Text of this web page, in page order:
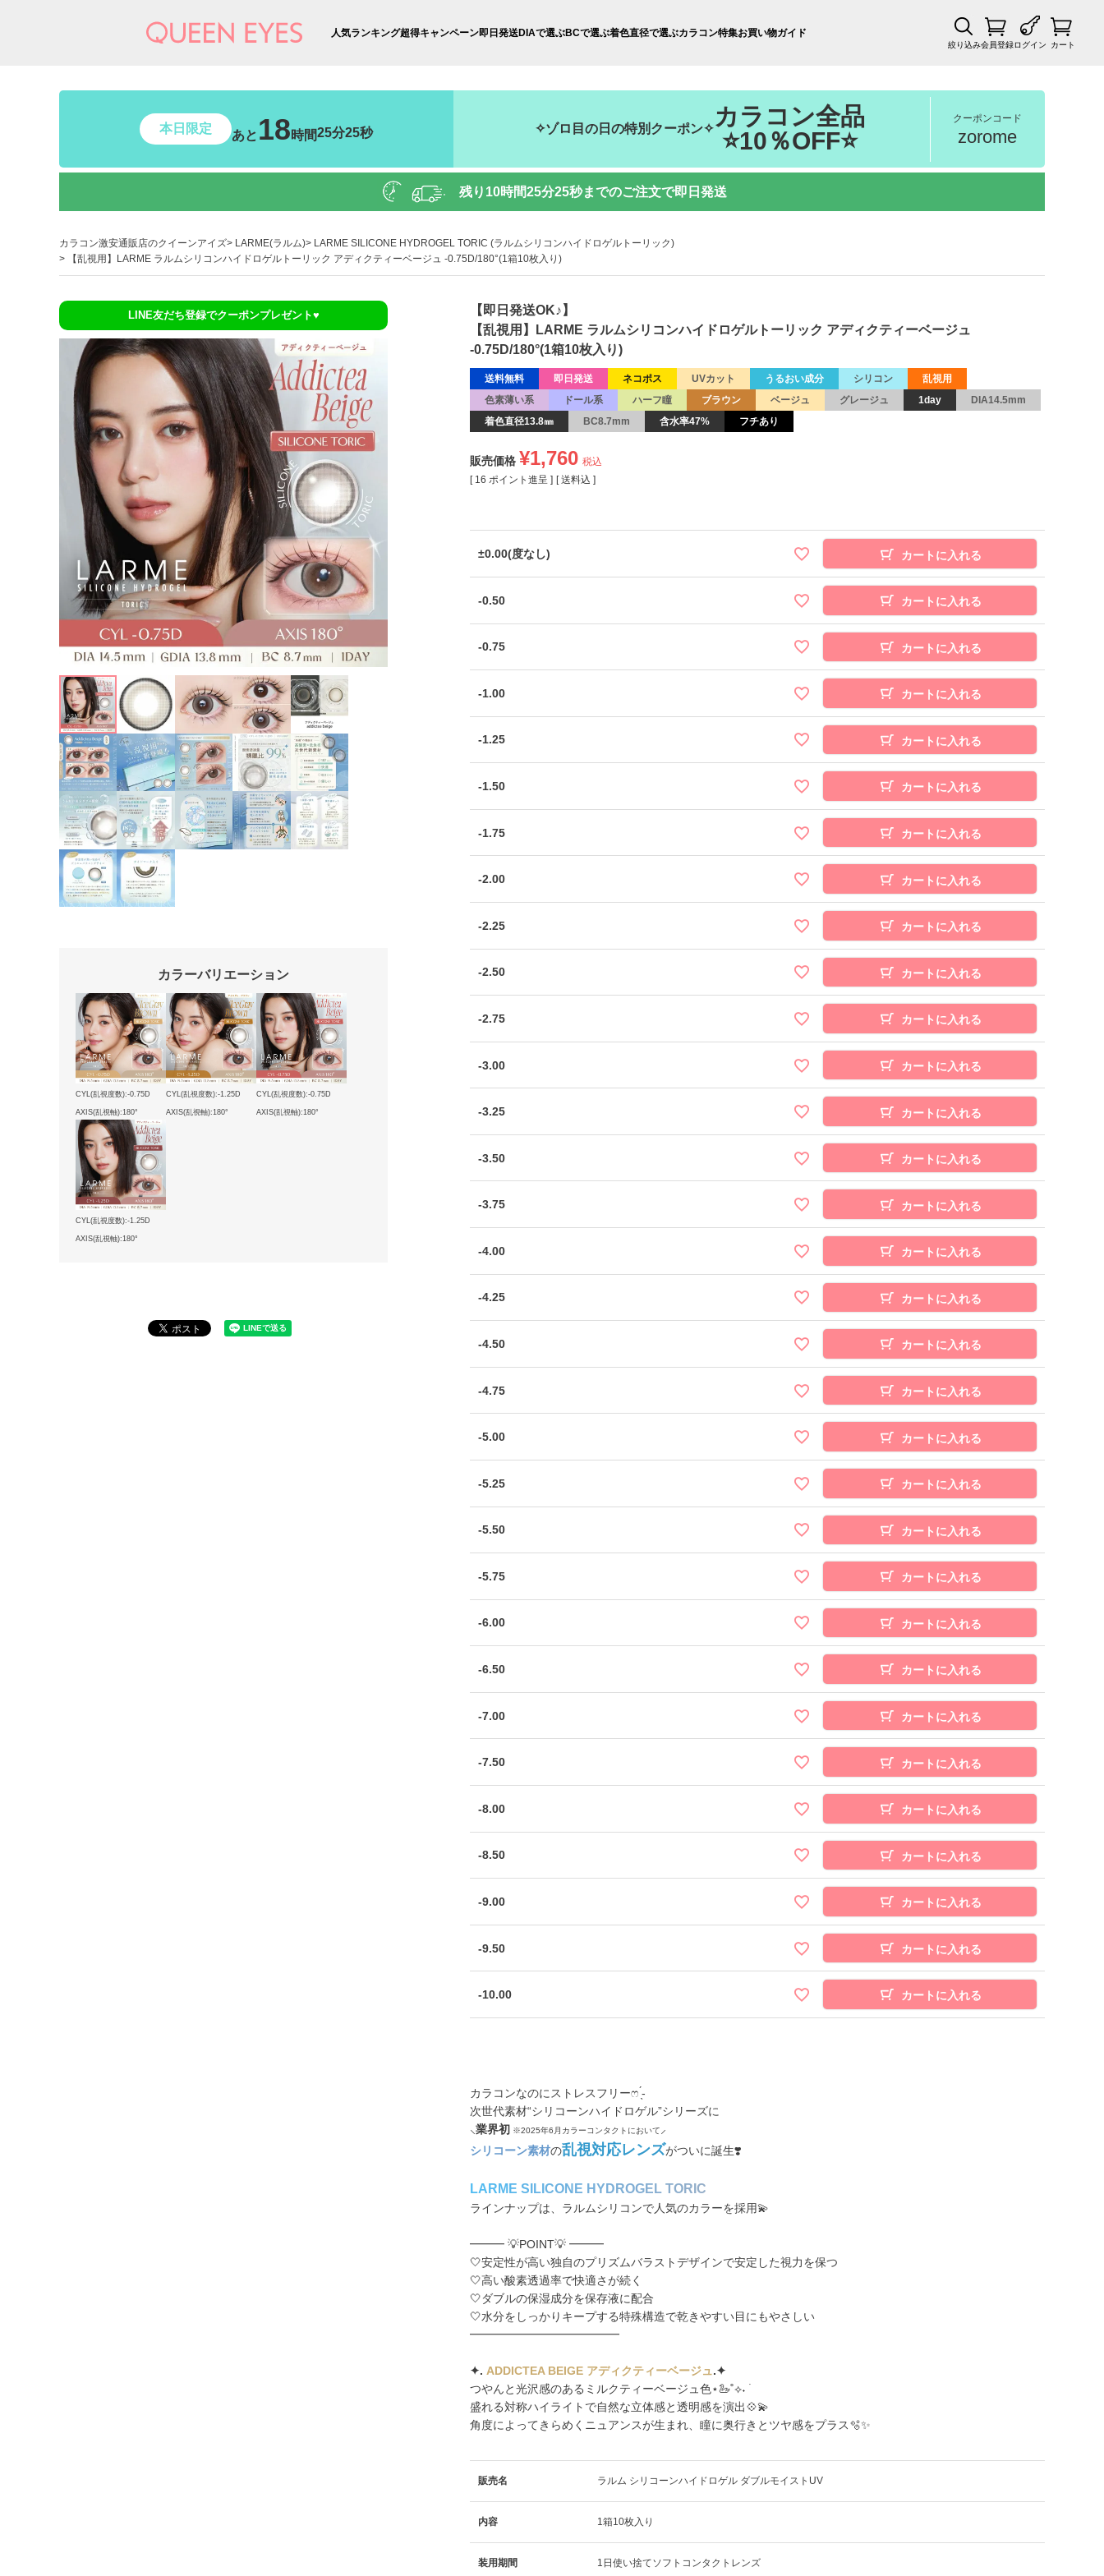
人気ランキング超得キャンペーン即日発送DIAで選ぶBCで選ぶ着色直径で選ぶカラコン特集お買い物ガイド
絞り込み会員登録ログイン カート
本日限定 あと 18時間25分24秒 ✧ゾロ目の日の特別クーポン✧ カラコン全品
⭐10％OFF⭐
クーポンコード
zorome
残り 10時間25分24秒までのご注文で即日発送
カラコン激安通販店のクイーンアイズ LARME(ラルム)
LARME SILICONE HYDROGEL TORIC (ラルムシリコンハイドロゲルトーリック)
【乱視用】LARME ラルムシリコンハイドロゲルトーリック アディクティーベージュ -0.75D/180°(1箱10枚入り)
LINE友だち登録でクーポンプレゼント♥
カラーバリエーション
CYL(乱視度数):-0.75D
AXIS(乱視軸):180°
CYL(乱視度数):-1.25D
AXIS(乱視軸):180°
CYL(乱視度数):-0.75D
AXIS(乱視軸):180°
CYL(乱視度数):-1.25D
AXIS(乱視軸):180°
【即日発送OK♪】
【乱視用】LARME ラルムシリコンハイドロゲルトーリック アディクティーベージュ
-0.75D/180°(1箱10枚入り)
送料無料 即日発送 ネコポス UVカット うるおい成分 シリコン
乱視用
色素薄い系
ドール系 ハーフ瞳 ブラウン ベージュ グレージュ 1day
DIA14.5mm
着色直径13.8㎜
BC8.7mm 含水率47% フチあり
販売価格 ¥1,760 税込
[ 16 ポイント進呈 ] 送料込
±0.00(度なし) カートに入れる
-0.50 カートに入れる
-0.75 カートに入れる
-1.00 カートに入れる
-1.25 カートに入れる
-1.50 カートに入れる
-1.75 カートに入れる
-2.00 カートに入れる
-2.25 カートに入れる
-2.50 カートに入れる
-2.75 カートに入れる
-3.00 カートに入れる
-3.25 カートに入れる
-3.50 カートに入れる
-3.75 カートに入れる
-4.00 カートに入れる
-4.25 カートに入れる
-4.50 カートに入れる
-4.75 カートに入れる
-5.00 カートに入れる
-5.25 カートに入れる
-5.50 カートに入れる
-5.75 カートに入れる
-6.00 カートに入れる
-6.50 カートに入れる
-7.00 カートに入れる
-7.50 カートに入れる
-8.00 カートに入れる
-8.50 カートに入れる
-9.00 カートに入れる
-9.50 カートに入れる
-10.00 カートに入れる
カラコンなのにストレスフリーෆ ̖́-
次世代素材“シリコーンハイドロゲル”シリーズに
⸜業界初 ※2025年6月カラーコンタクトにおいて ⸝
シリコーン素材の乱視対応レンズがついに誕生❣️
LA R M E S LI CON E H Y D ROGE L TOR C
ラインナップは、ラルムシリコンで人気のカラーを採用💫
━━━ 💡POINT💡 ━━━
🤍安定性が高い独自のプリズムバラストデザインで安定した視力を保つ
🤍高い酸素透過率で快適さが続く
🤍ダブルの保湿成分を保存液に配合
🤍水分をしっかりキープする特殊構造で乾きやすい目にもやさしい
━━━━━━━━━━━━━
✦️. ADDICTEA BEIGE アディクティーベージュ.✦️
つやんと光沢感のあるミルクティーベージュ色⋆🦢˚⟡˖ ࣪
盛れる対称ハイライトで自然な立体感と透明感を演出💠💫
角度によってきらめくニュアンスが生まれ、瞳に奥行きとツヤ感をプラス🫧✨
販売名 ラルム シリコーンハイドロゲル ダブルモイストUV
内容 1箱10枚入り
装用期間 1日使い捨てソフトコンタクトレンズ